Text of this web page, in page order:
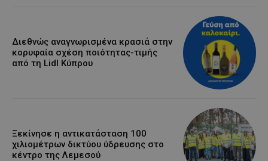
Διεθνώς αναγνωρισμένα κρασιά στην
κορυφαία σχέση ποιότητας-τιμής
από τη Lidl Κύπρου
Ξεκίνησε η αντικατάσταση 100
χιλιομέτρων δικτύου ύδρευσης στο
κέντρο της Λεμεσού